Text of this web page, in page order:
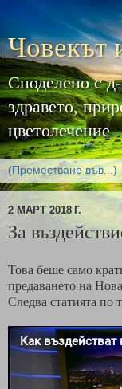
Човекът
Споделено с
здравето,
цветолечение
2 МАРТ 2018 Г.
За
Това беше само
предаването на
Следва статията по